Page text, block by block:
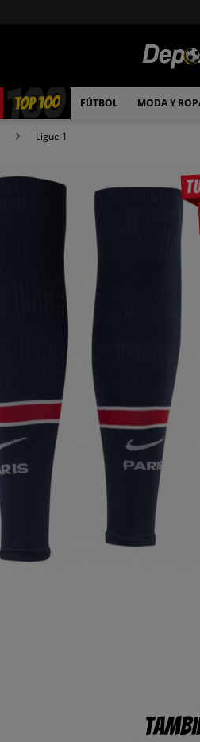
TOP 100 FÚTBOL MODA Y
Ligue 1